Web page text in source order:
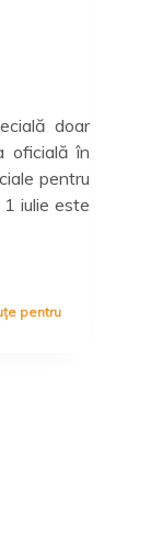
doar
oficială în
pentru
iulie este
pentru